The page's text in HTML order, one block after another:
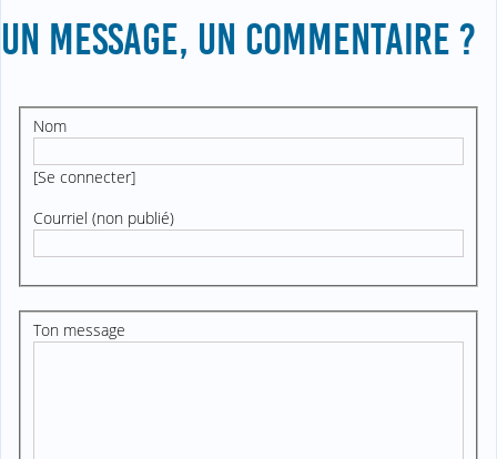
UN MESSAGE, UN COMMENTAIRE ?
Nom
[Se connecter]
Courriel (non publié)
Ton message